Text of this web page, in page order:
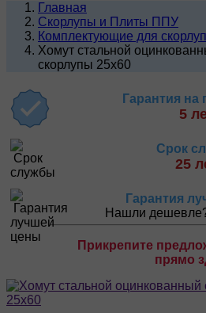
Главная
Скорлупы и Плиты ППУ
Комплектующие для
Хомут стальной
скорлупы 25х60
Гарантия
5
Срок
25
Гарантия
Нашли
Прикрепите
прямо